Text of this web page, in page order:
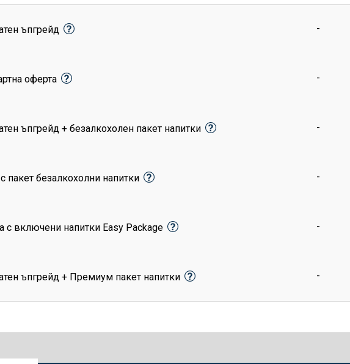
ъпгрейд -
оферта -
ъпгрейд + безалкохолен пакет напитки -
пакет безалкохолни напитки -
с включени напитки Easy Package -
ъпгрейд + Премиум пакет напитки -